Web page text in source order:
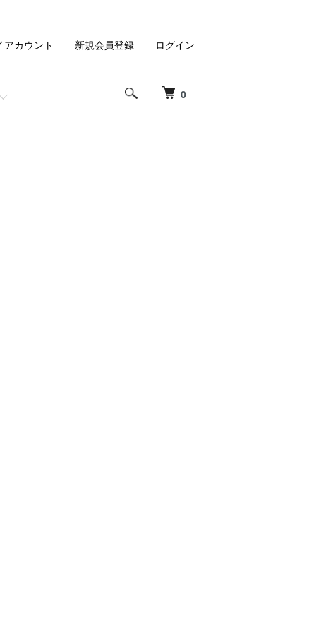
0
アカウント 新規会員登録 ログイン